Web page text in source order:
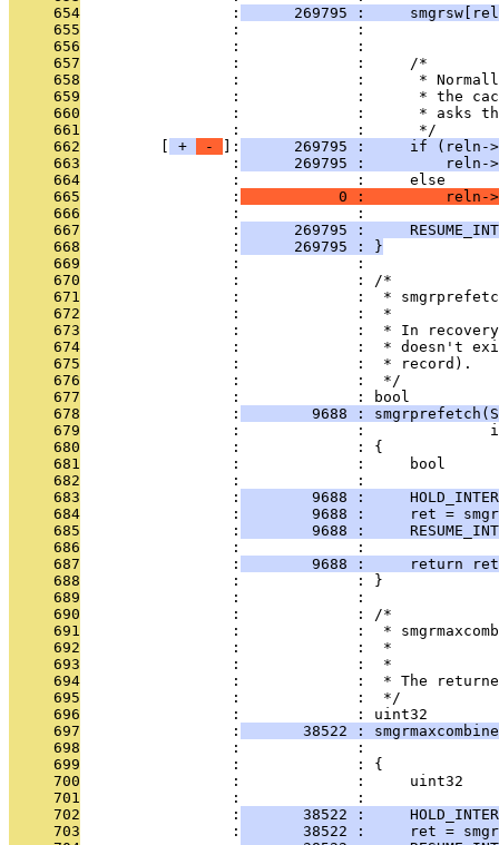
     654
                 :
269795 :
     655
:             :
     656
                 :             :
     657
                 :             :     /*
     658
:             :      *
     659
:             :      * the
     660
:             :      * asks
     661
                 :             :      */
     662
+ - ]:
269795 :     if (reln-
     663
                 :
269795 :         reln-
     664
                 :             :     else
     665
                 :
0 :         reln-
     666
                 :             :
     667
                 :
269795 :
     668
                 :
      269795 : }
     669
                 :             :
     670
                 :             : /*
     671
:             :  *
     672
                 :             :  *
     673
:             :  * In
     674
:             :  * doesn't
     675
                 :             :  * record).
     676
                 :             :  */
     677
                 :             : bool
     678
                 :
9688 :
     679
:             :
     680
                 :             : {
     681
:             :     bool
     682
                 :             :
     683
                 :
9688 :
     684
                 :
9688 :     ret =
     685
                 :
9688 :
     686
                 :             :
     687
                 :
9688 :     return
     688
                 :             : }
     689
                 :             :
     690
                 :             : /*
     691
:             :  *
     692
:             :  *
     693
                 :             :  *
     694
:             :  * The
     695
                 :             :  */
     696
                 :             : uint32
     697
                 :
38522 :
     698
:             :
     699
                 :             : {
     700
:             :     uint32
     701
                 :             :
     702
                 :
38522 :
     703
                 :
38522 :     ret =